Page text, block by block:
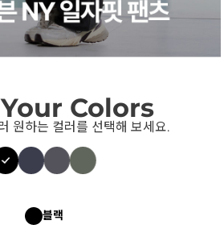
Colors
원하는 컬러를 선택해 보세요.
블랙